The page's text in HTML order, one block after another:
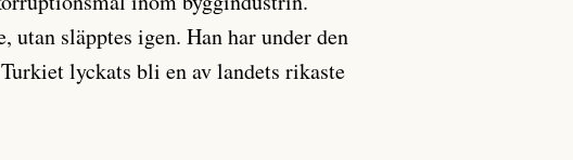
utan släpptes igen. Han har under den
lyckats bli en av landets rikaste